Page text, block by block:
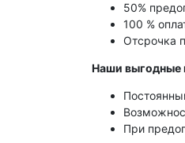
50%
100 %
Отсрочка
Наши выгодные
При